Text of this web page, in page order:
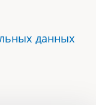
данных